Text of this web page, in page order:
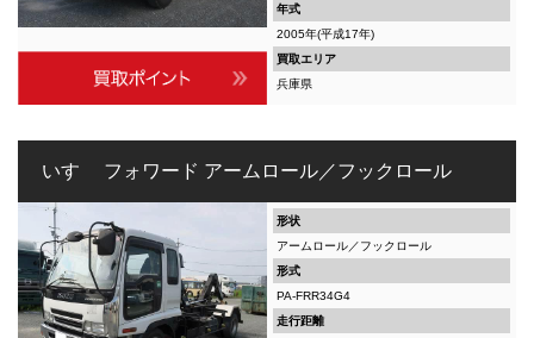
年式
2005年(平成17年)
買取エリア
兵庫県
いすゞ フォワード アームロール／フックロール
形状
アームロール／フックロール
形式
PA-FRR34G4
走行距離